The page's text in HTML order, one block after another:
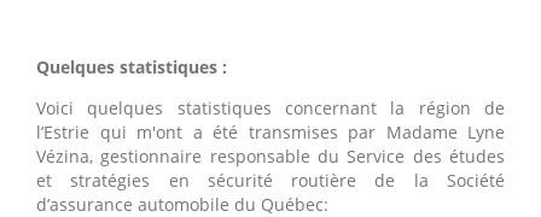
Quelques statistiques :
Voici quelques statistiques concernant la région de
l’Estrie qui m'ont a été transmises par Madame Lyne
Vézina, gestionnaire responsable du Service des études
et stratégies en sécurité routière de la Société
d’assurance automobile du Québec: